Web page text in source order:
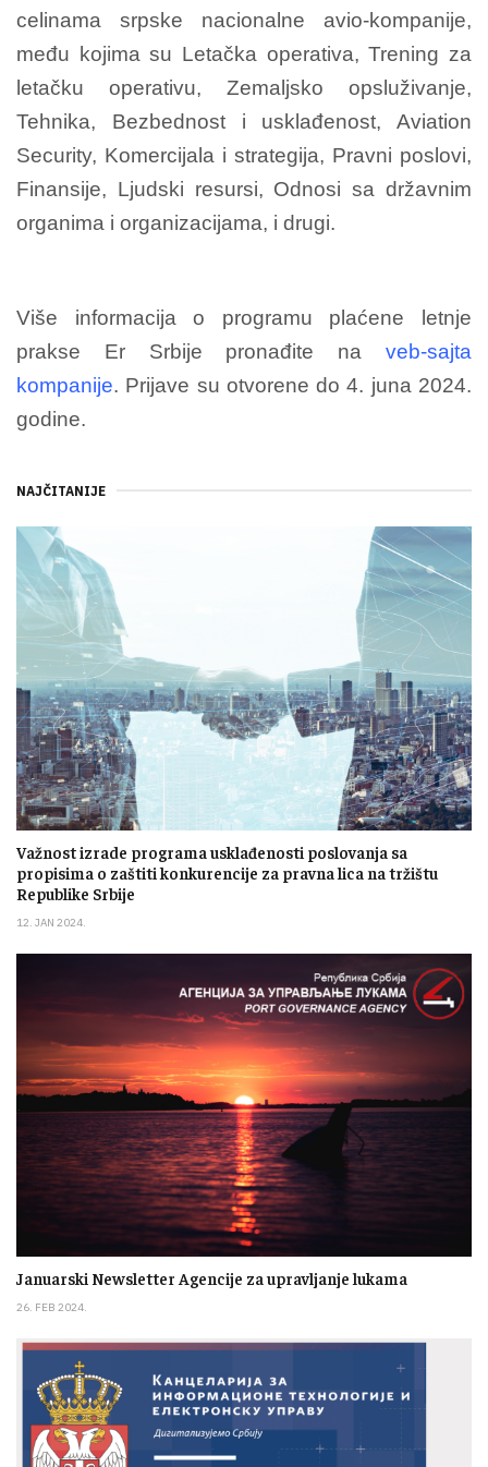
celinama srpske nacionalne avio-kompanije,
među kojima su Letačka operativa, Trening za
letačku operativu, Zemaljsko opsluživanje,
Tehnika, Bezbednost i usklađenost, Aviation
Security, Komercijala i strategija, Pravni poslovi,
Finansije, Ljudski resursi, Odnosi sa državnim
organima i organizacijama, i drugi.
Više informacija o programu plaćene letnje
prakse Er Srbije pronađite na veb-sajta
kompanije. Prijave su otvorene do 4. juna 2024.
godine.
NAJČITANIJE
Važnost izrade programa usklađenosti poslovanja sa
propisima o zaštiti konkurencije za pravna lica na tržištu
Republike Srbije
12. JAN 2024.
Januarski Newsletter Agencije za upravljanje lukama
26. FEB 2024.